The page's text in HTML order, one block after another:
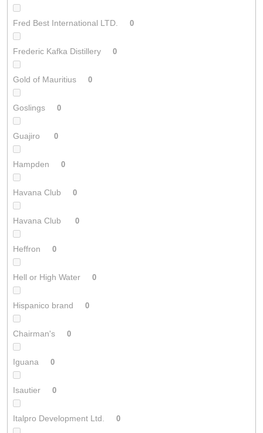
Fred Best International LTD. 0
Frederic Kafka Distillery 0
Gold of Mauritius 0
Goslings 0
Guajiro 0
Hampden 0
Havana Club 0
Havana Club 0
Heffron 0
Hell or High Water 0
Hispanico brand 0
Chairman's 0
Iguana 0
Isautier 0
Italpro Development Ltd. 0